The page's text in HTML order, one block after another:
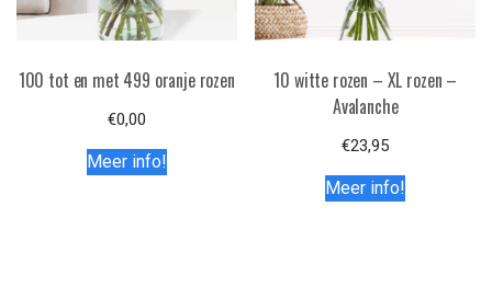
100 tot en met 499 oranje rozen
€0,00
Meer info!
10 witte rozen – XL rozen –
Avalanche
€23,95
Meer info!